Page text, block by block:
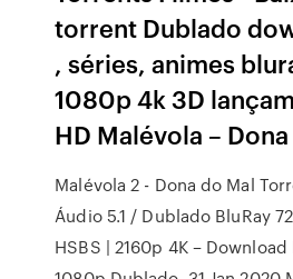
torrent Dublado
, séries, animes
1080p 4k 3D
HD Malévola –
Malévola 2 - Dona do Mal
Áudio 5.1 / Dublado BluRay
HSBS | 2160p 4K –